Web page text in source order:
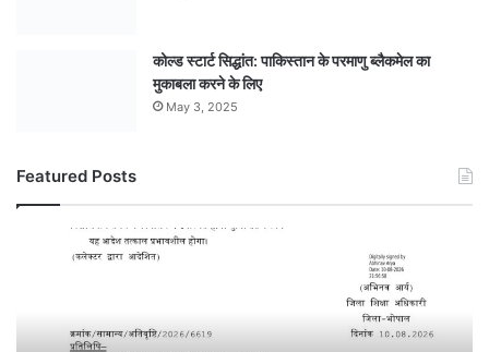
कोल्ड स्टार्ट सिद्धांत: पाकिस्तान के परमाणु ब्लैकमेल का
मुकाबला करने के लिए
May 3, 2025
Featured Posts